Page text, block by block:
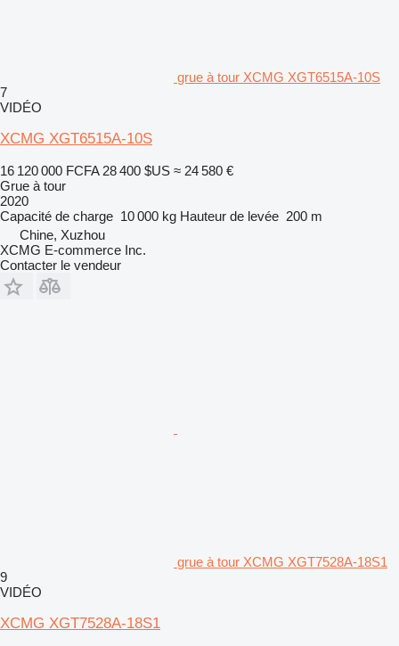
grue à tour XCMG XGT6515A-10S
7
VIDÉO
XCMG XGT6515A-10S
16 120 000 FCFA 28 400 $US ≈ 24 580 €
Grue à tour
2020
Capacité de charge 10 000 kg Hauteur de levée 200 m
Chine, Xuzhou
XCMG E-commerce Inc.
Contacter le vendeur
grue à tour XCMG XGT7528A-18S1
9
VIDÉO
XCMG XGT7528A-18S1